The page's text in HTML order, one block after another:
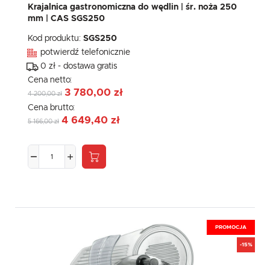
Krajalnica gastronomiczna do wędlin | śr. noża 250
mm | CAS SGS250
Kod produktu: SGS250
potwierdź telefonicznie
0 zł - dostawa gratis
Cena netto:
4 200,00 zł 3 780,00 zł
Cena brutto:
5 166,00 zł 4 649,40 zł
PROMOCJA
-15%